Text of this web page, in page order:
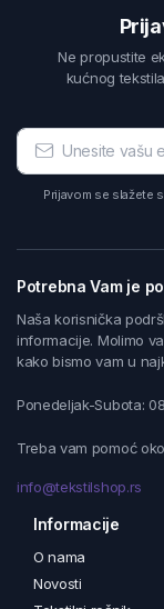
Ne propustite
kućnog
Prijavom se slažete
Potrebna Vam je
Naša korisnička
informacije. Molimo
kako bismo vam u
Ponedeljak-Subota:
Treba vam pomoć
info@tekstilshop.rs
Informacije
O nama
Novosti